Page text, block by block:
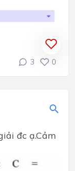
3 0
đc ạ.Cảm